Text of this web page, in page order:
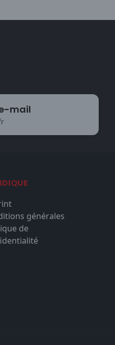
mail
générales
de